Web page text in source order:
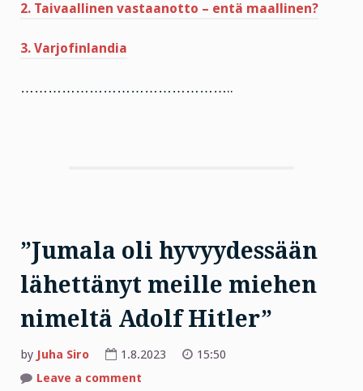
2. Taivaallinen vastaanotto – entä maallinen?
3. Varjofinlandia
………………………………………..
”Jumala oli hyvyydessään
lähettänyt meille miehen
nimeltä Adolf Hitler”
by Juha Siro 1.8.2023
15:50
Leave a comment